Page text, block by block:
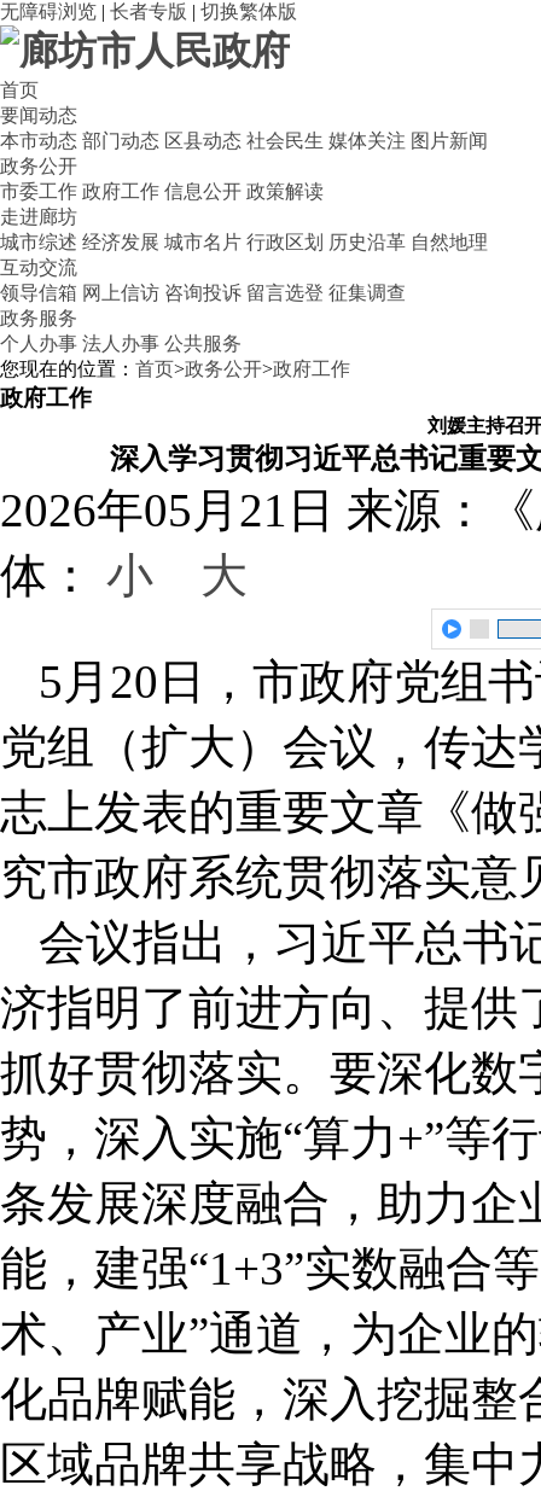
无障碍浏览 | 长者专版 | 切换繁体版
首页
要闻动态
本市动态 部门动态 区县动态 社会民生 媒体关注 图片新闻
政务公开
市委工作 政府工作 信息公开 政策解读
走进廊坊
城市综述 经济发展 城市名片 行政区划 历史沿革 自然地理
互动交流
领导信箱 网上信访 咨询投诉 留言选登 征集调查
政务服务
个人办事 法人办事 公共服务
您现在的位置： 首页>政务公开>政府工作
政府工作
刘媛主持召
深入学习贯彻习近平总书记重要
2026年05月21日 来源：
体： 小 大
5月20日，市政府党组
党组（扩大）会议，传
志上发表的重要文章《做
究市政府系统贯彻落实意
会议指出，习近平总书
济指明了前进方向、提供
抓好贯彻落实。要深化数
势，深入实施“算力+”等
条发展深度融合，助力企
能，建强“1+3”实数融合
术、产业”通道，为企业
化品牌赋能，深入挖掘整
区域品牌共享战略，集中